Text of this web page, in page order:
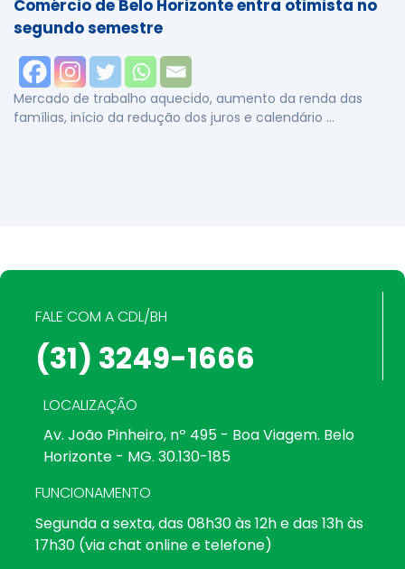
Comércio de Belo Horizonte entra otimista no
segundo semestre
Mercado de trabalho aquecido, aumento da renda das
famílias, início da redução dos juros e calendário …
FALE COM A CDL/BH
(31) 3249-1666
LOCALIZAÇÃO
Av. João Pinheiro, nº 495 - Boa Viagem. Belo
Horizonte - MG. 30.130-185
FUNCIONAMENTO
Segunda a sexta, das 08h30 às 12h e das 13h às
17h30 (via chat online e telefone)